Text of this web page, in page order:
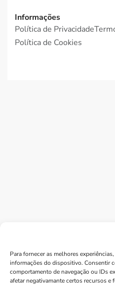
Para fornecer as melhores
informações do dispositivo. Consentir
comportamento de navegação ou IDs
afetar negativamante certos recursos e
Informações
Política de Privacidade
Política de Cookies